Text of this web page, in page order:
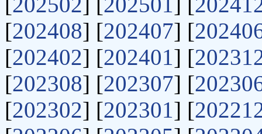
[202408] [202407] [
[202402] [202401 ] [
[202308] [202307] [
[202302] [202301 ] [